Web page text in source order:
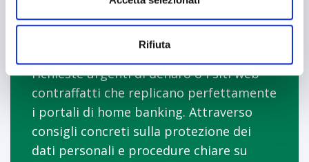
Rifiuta
europeeEBA,EIOPAedESMA, ti offre gli
richieste urgenti di denaro o i siti web
contraffatti che replicano perfettamente
i portali di home banking. Attraverso
consigli concreti sulla protezione dei
dati personali e procedure chiare su